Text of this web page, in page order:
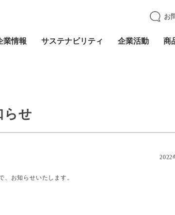
業情報 サステナビリティ 企業活動 商
お
らせ
2022
お知らせいたします。